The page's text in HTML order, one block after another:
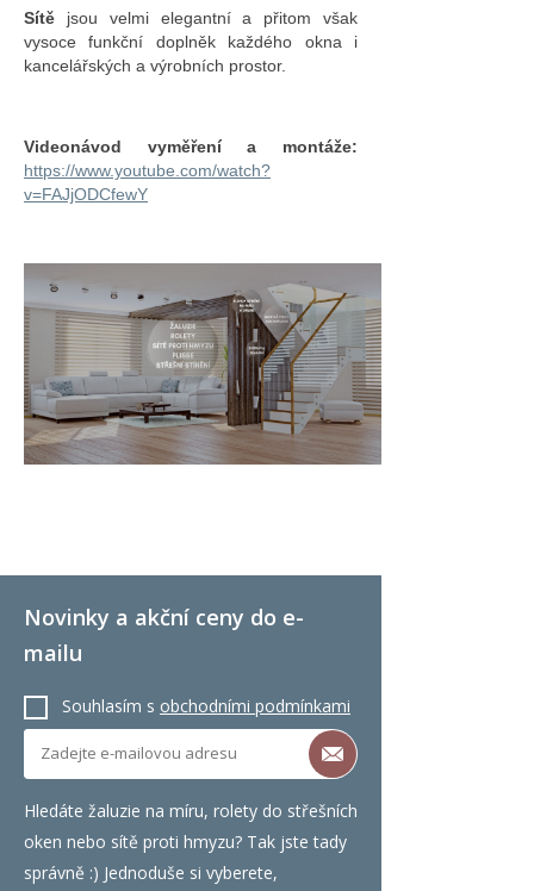
Sítě jsou velmi elegantní a přitom však
vysoce funkční doplněk každého okna i
kancelářských a výrobních prostor.
Videonávod vyměření a montáže:
https://www.youtube.com/watch?
v=FAJjODCfewY
Novinky a akční ceny do e-
mailu
Souhlasím s obchodními podmínkami
Hledáte žaluzie na míru, rolety do střešních
oken nebo sítě proti hmyzu? Tak jste tady
správně :) Jednoduše si vyberete,